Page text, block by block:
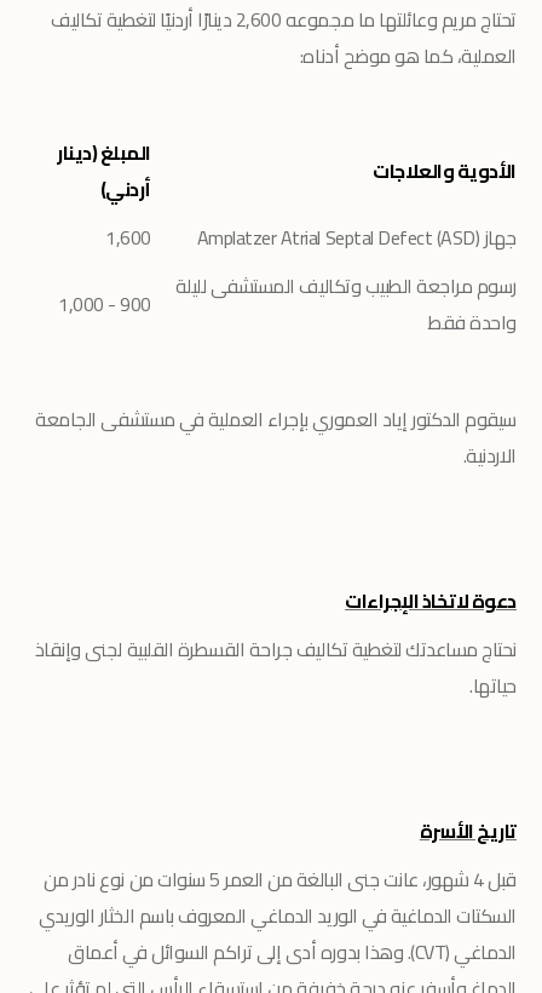
تحتاج مريم وعائلتها ما مجموعه 2,600 دينارًا أردنيًا لتغطية تكاليف
العملية، كما هو موضح أدناه:
الأدوية والعلاجات
المبلغ (دينار
أردني)
جهاز (Amplatzer Atrial Septal Defect (ASD
1,600
رسوم مراجعة الطبيب وتكاليف المستشفى لليلة
واحدة فقط
900 - 1,000
سيقوم الدكتور إياد العموري بإجراء العملية في مستشفى الجامعة
الاردنية.
دعوة لاتخاذ الإجراءات
نحتاج مساعدتك لتغطية تكاليف جراحة القسطرة القلبية لجنى وإنقاذ
حياتها.
تاريخ الأسرة
قبل 4 شهور، عانت جنى البالغة من العمر 5 سنوات من نوع نادر من
السكتات الدماغية في الوريد الدماغي المعروف باسم الخثار الوريدي
الدماغي (CVT). وهذا بدوره أدى إلى تراكم السوائل في أعماق